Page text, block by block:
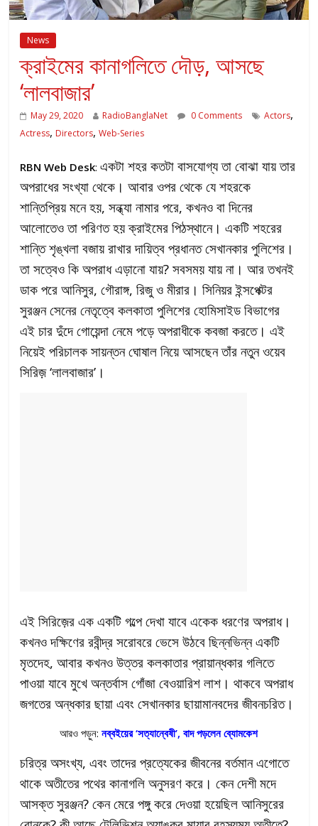
News
ক্রাইমের কানাগলিতে দৌড়, আসছে
‘লালবাজার’
May 29, 2020 RadioBanglaNet 0 Comments Actors,
Actress, Directors,Web-Series
RBN Web Desk:একটা শহর কতটা বাসযোগ্য তা বোঝা যায় তার
অপরাধের সংখ্যা থেকে। আবার ওপর থেকে যে শহরকে
শান্তিপ্রিয় মনে হয়, সন্ধ্যা নামার পরে, কখনও বা দিনের
আলোতেও তা পরিণত হয় ক্রাইমের পিঠস্থানে। একটি শহরের
শান্তি শৃঙ্খলা বজায় রাখার দায়িত্ব প্রধানত সেখানকার পুলিশের।
তা সত্বেও কি অপরাধ এড়ানো যায়? সবসময় যায় না। আর তখনই
ডাক পরে আনিসুর, গৌরাঙ্গ, রিজু ও মীরার। সিনিয়র ইন্সপেক্টর
সুরঞ্জন সেনের নেতৃত্বে কলকাতা পুলিশের হোমিসাইড বিভাগের
এই চার দুঁদে গোয়েন্দা নেমে পড়ে অপরাধীকে কবজা করতে। এই
নিয়েই পরিচালক সায়ন্তন ঘোষাল নিয়ে আসছেন তাঁর নতুন ওয়েব
সিরিজ় ‘লালবাজার’।
এই সিরিজ়ের এক একটি গল্পে দেখা যাবে একেক ধরণের অপরাধ।
কখনও দক্ষিণের রবীন্দ্র সরোবরে ভেসে উঠবে ছিন্নভিন্ন একটি
মৃতদেহ, আবার কখনও উত্তর কলকাতার প্রায়ান্ধকার গলিতে
পাওয়া যাবে মুখে অন্তর্বাস গোঁজা বেওয়ারিশ লাশ। থাকবে অপরাধ
জগতের অন্ধকার ছায়া এবং সেখানকার ছায়ামানবদের জীবনচরিত।
আরও পড়ুন:নব্বইয়ের ‘সত্যান্বেষী’, বাদ পড়লেন ব্যোমকেশ
চরিত্র অসংখ্য, এবং তাদের প্রত্যেকের জীবনের বর্তমান এগোতে
থাকে অতীতের পথের কানাগলি অনুসরণ করে। কেন দেশী মদে
আসক্ত সুরঞ্জন? কেন মেরে পঙ্গু করে দেওয়া হয়েছিল আনিসুরের